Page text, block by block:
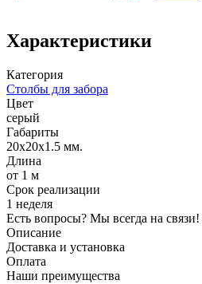
Характеристики
Категория
Столбы для забора
Цвет
серый
Габариты
20х20х1.5 мм.
Длина
от 1 м
Срок реализации
1 неделя
Есть вопросы? Мы всегда на связи!
Описание
Доставка и установка
Оплата
Наши преимущества